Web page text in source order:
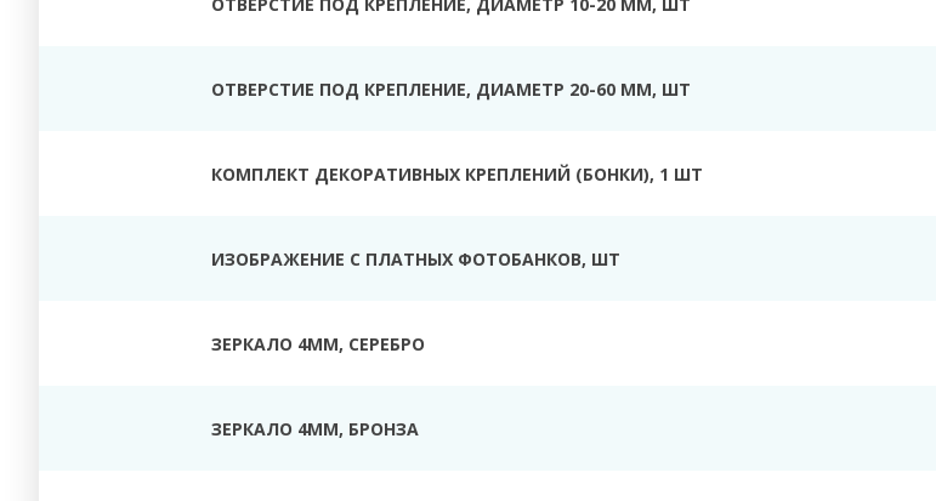
ОТВЕРСТИЕ ПОД КРЕПЛЕНИЕ, ДИАМЕТР 20-60 ММ, ШТ
КОМПЛЕКТ ДЕКОРАТИВНЫХ КРЕПЛЕНИЙ (БОНКИ), 1 ШТ
ИЗОБРАЖЕНИЕ С ПЛАТНЫХ ФОТОБАНКОВ, ШТ
ЗЕРКАЛО 4ММ, СЕРЕБРО
ЗЕРКАЛО 4ММ, БРОНЗА